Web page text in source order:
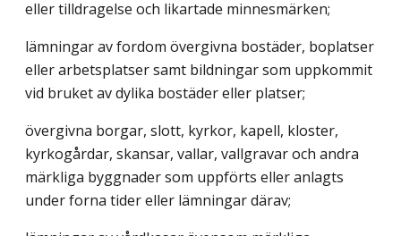
eller tilldragelse och likartade minnesmärken;
lämningar av fordom övergivna bostäder, boplatser
eller arbetsplatser samt bildningar som uppkommit
vid bruket av dylika bostäder eller platser;
övergivna borgar, slott, kyrkor, kapell, kloster,
kyrkogårdar, skansar, vallar, vallgravar och andra
märkliga byggnader som uppförts eller anlagts
under forna tider eller lämningar därav;